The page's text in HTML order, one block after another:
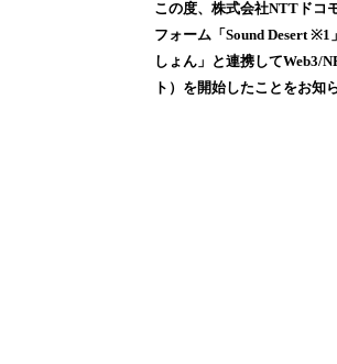
この度、株式会社NTTドコ
フォーム「Sound Desert
しょん」と連携してWeb3/
ト）を開始したことをお知